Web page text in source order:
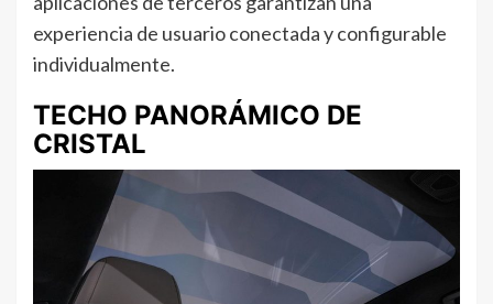
experiencia de usuario conectada y configurable
individualmente.
TECHO PANORÁMICO DE
CRISTAL